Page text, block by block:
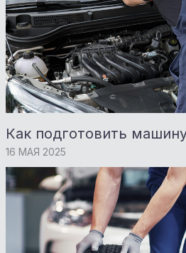
Как подготовить
16 МАЯ 2025